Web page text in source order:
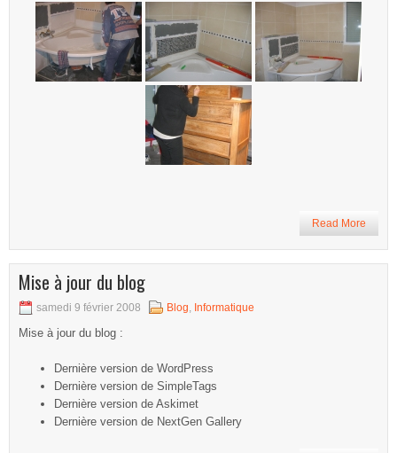
Read More
Mise à jour du blog
samedi 9 février 2008 Blog, Informatique
Mise à jour du blog :
Dernière version de WordPress
Dernière version de SimpleTags
Dernière version de Askimet
Dernière version de NextGen Gallery